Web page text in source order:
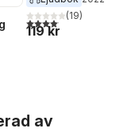
antal röster:
4,1utav 5 stjärnor.
(19)
119 kr
av